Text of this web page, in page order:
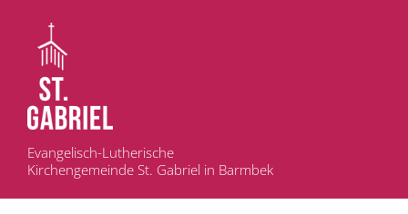
Evangelisch-Lutherische
Kirchengemeinde St. Gabriel in Barmbek